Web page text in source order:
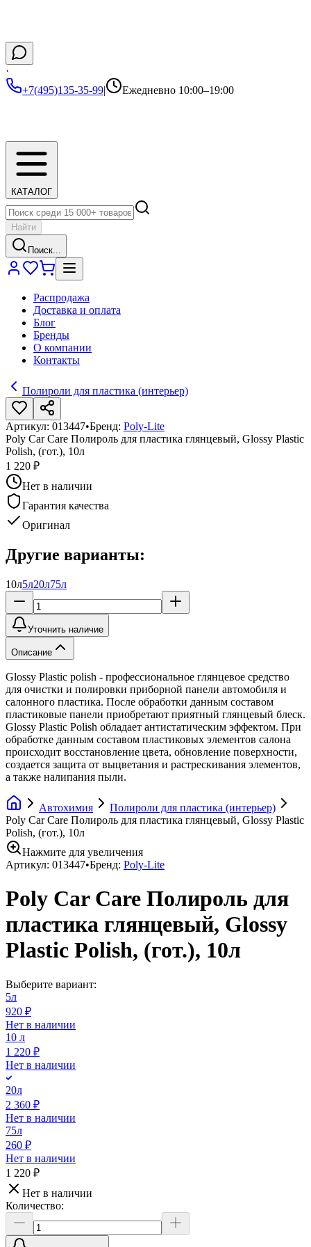
·
+7(495)135-35-99| Ежедневно 10:00–19:00
КАТАЛОГ
Найти
Поиск...
Распродажа
Доставка и оплата
Блог
Бренды
О компании
Контакты
Полироли для пластика (интерьер)
Артикул: 013447•Бренд: Poly-Lite
Poly Car Care Полироль для пластика глянцевый, Glossy Plastic
Polish, (гот.), 10л
1 220 ₽
Нет в наличии
Гарантия качества
Оригинал
Другие варианты:
10л5л20л75л
Уточнить наличие
Описание
Glossy Plastic polish - профессиональное глянцевое средство
для очистки и полировки приборной панели автомобиля и
салонного пластика. После обработки данным составом
пластиковые панели приобретают приятный глянцевый блеск.
Glossy Plastic Polish обладает антистатическим эффектом. При
обработке данным составом пластиковых элементов салона
происходит восстановление цвета, обновление поверхности,
создается защита от выцветания и растрескивания элементов,
а также налипания пыли.
Автохимия
Полироли для пластика (интерьер)
Poly Car Care Полироль для пластика глянцевый, Glossy Plastic
Polish, (гот.), 10л
Нажмите для увеличения
Артикул: 013447•Бренд: Poly-Lite
Poly Car Care Полироль для
пластика глянцевый, Glossy
Plastic Polish, (гот.), 10л
Выберите вариант:
5л
920 ₽
Нет в наличии
10 л
1 220 ₽
Нет в наличии
20л
2 360 ₽
Нет в наличии
75л
260 ₽
Нет в наличии
1 220 ₽
Нет в наличии
Количество: